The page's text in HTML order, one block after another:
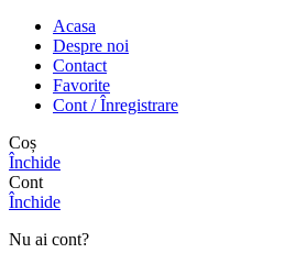
Acasa
Despre noi
Contact
Favorite
Cont / Înregistrare
Coș
Închide
Cont
Închide
Nu ai cont?